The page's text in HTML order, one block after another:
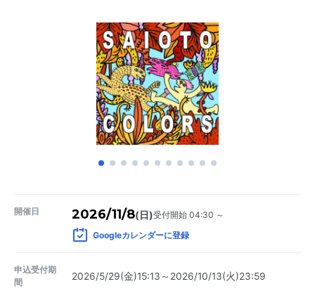
開催日 2026/11/8(日)受付開始 04:30 ～
Googleカレンダーに登録
申込受付期
間
2026/5/29(金)15:13～2026/10/13(火)23:59